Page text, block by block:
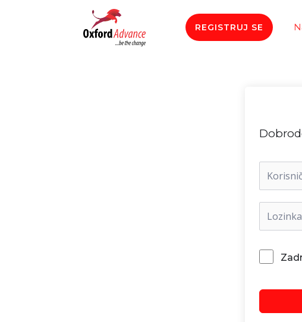
REGISTRUJ SE